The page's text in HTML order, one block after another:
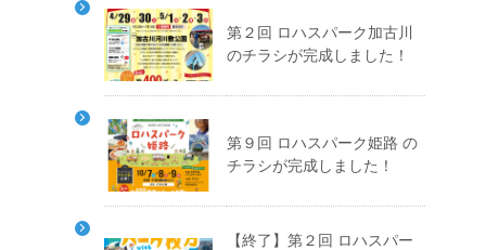
第２回 ロハスパーク加古川
のチラシが完成しました！
第９回 ロハスパーク姫路 の
チラシが完成しました！
【終了】第２回 ロハスパー